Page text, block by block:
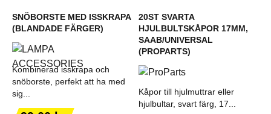
SNÖBORSTE MED ISSKRAPA
(BLANDADE FÄRGER)
Kombinerad isskrapa och
snöborste, perfekt att ha med
sig...
20ST SVARTA
HJULBULTSKÅPOR 17MM,
SAAB/UNIVERSAL
(PROPARTS)
Kåpor till hjulmuttrar eller
hjulbultar, svart färg, 17...